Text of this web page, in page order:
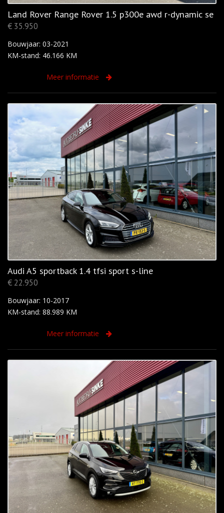
Land Rover Range Rover 1.5 p300e awd r-dynamic se
€ 35.950
Bouwjaar: 03-2021
KM-stand: 46.166 KM
Meer informatie
Audi A5 sportback 1.4 tfsi sport s-line
€ 22.950
Bouwjaar: 10-2017
KM-stand: 88.989 KM
Meer informatie